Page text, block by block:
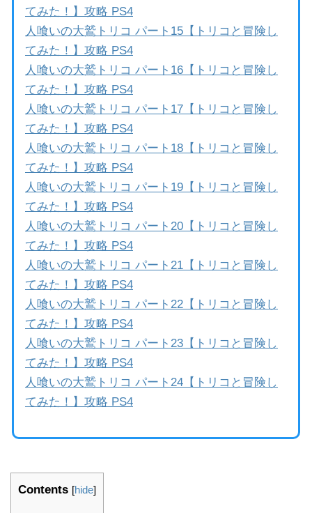
てみた！】攻略 PS4
人喰いの大鷲トリコ パート15【トリコと冒険し
てみた！】攻略 PS4
人喰いの大鷲トリコ パート16【トリコと冒険し
てみた！】攻略 PS4
人喰いの大鷲トリコ パート17【トリコと冒険し
てみた！】攻略 PS4
人喰いの大鷲トリコ パート18【トリコと冒険し
てみた！】攻略 PS4
人喰いの大鷲トリコ パート19【トリコと冒険し
てみた！】攻略 PS4
人喰いの大鷲トリコ パート20【トリコと冒険し
てみた！】攻略 PS4
人喰いの大鷲トリコ パート21【トリコと冒険し
てみた！】攻略 PS4
人喰いの大鷲トリコ パート22【トリコと冒険し
てみた！】攻略 PS4
人喰いの大鷲トリコ パート23【トリコと冒険し
てみた！】攻略 PS4
人喰いの大鷲トリコ パート24【トリコと冒険し
てみた！】攻略 PS4
Contents [hide]